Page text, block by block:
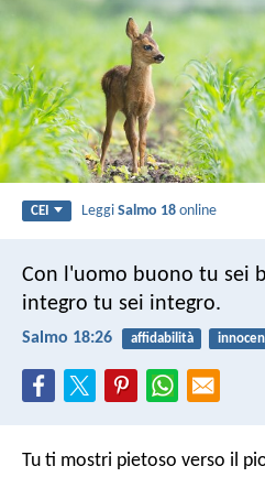
CEI LeggiSalmo 18 online
Con l'uomo buono tu sei
integro tu sei integro.
Salmo 18:26 affidabilità
Tu ti mostri pietoso verso il